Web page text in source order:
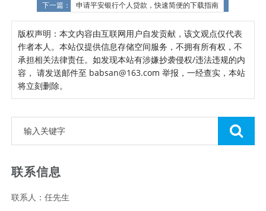
下一篇： 申请平安银行个人贷款，快速简便的下载指南
版权声明：本文内容由互联网用户自发贡献，该文观点仅代表
作者本人。本站仅提供信息存储空间服务，不拥有所有权，不
承担相关法律责任。如发现本站有涉嫌抄袭侵权/违法违规的内
容， 请发送邮件至 babsan@163.com 举报，一经查实，本站
将立刻删除。
联系信息
联系人：任先生